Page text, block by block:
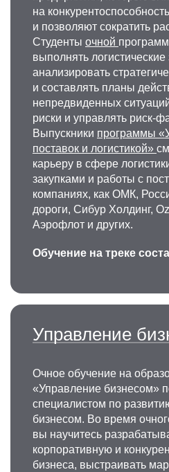
на
и позволяют сократить
Студенты очной
выполнять логистические
анализировать
и составлять планы
непредвиденных
риски и управлять риск-
Выпускники программы
поставок и логистикой»
карьеру в сфере
закупками и работы с
компаниях, как ОМК,
дороги, Сибур Холдинг,
Аэрофлот и других.
Обучение на треке
Управление
Очное обучение на
«Управление бизнесом»
специалистом по
бизнесом. Во время
вы научитесь
корпоративную и
бизнеса, выстраивать